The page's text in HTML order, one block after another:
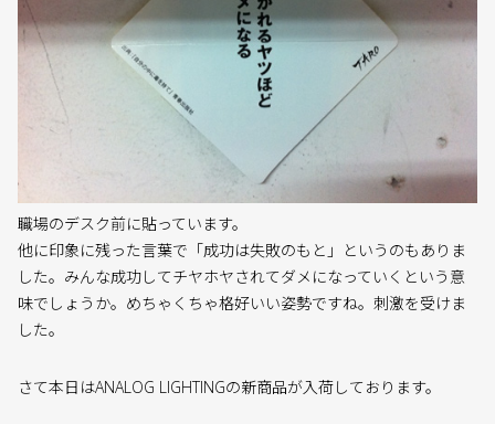
職場のデスク前に貼っています。
他に印象に残った言葉で「成功は失敗のもと」というのもありま
した。みんな成功してチヤホヤされてダメになっていくという意
味でしょうか。めちゃくちゃ格好いい姿勢ですね。刺激を受けま
した。
さて本日はANALOG LIGHTINGの新商品が入荷しております。